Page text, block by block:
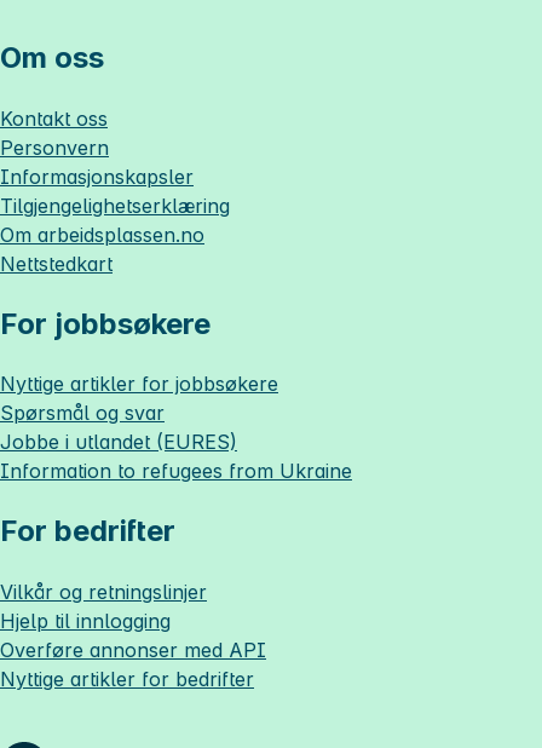
Om oss
Kontakt oss
Personvern
Informasjonskapsler
Tilgjengelighetserklæring
Om arbeidsplassen.no
Nettstedkart
For jobbsøkere
Nyttige artikler for jobbsøkere
Spørsmål og svar
Jobbe i utlandet (EURES)
Information to refugees from Ukraine
For bedrifter
Vilkår og retningslinjer
Hjelp til innlogging
Overføre annonser med API
Nyttige artikler for bedrifter